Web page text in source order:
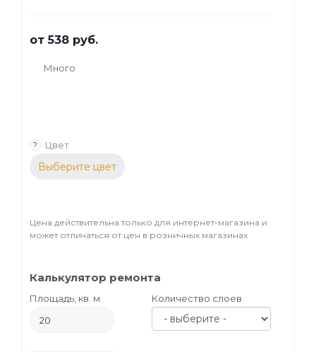
от538 руб.
Много
? Цвет
Выберите цвет
Цена действительна только для интернет-магазина и
может отличаться от цен в розничных магазинах
Калькулятор ремонта
Площадь, кв. м Количество слоев